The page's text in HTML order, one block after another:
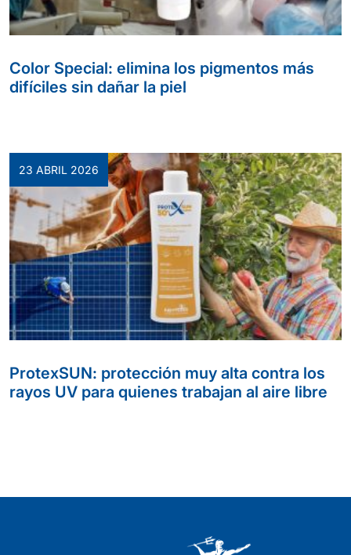
Color Special: elimina los pigmentos más
difíciles sin dañar la piel
23 ABRIL 2026
ProtexSUN: protección muy alta contra los
rayos UV para quienes trabajan al aire libre